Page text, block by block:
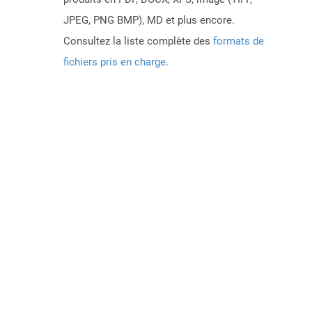
JPEG, PNG BMP), MD et plus encore.
Consultez la liste complète des formats de
fichiers pris en charge.